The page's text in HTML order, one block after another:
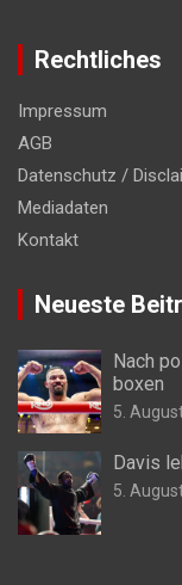
Rechtliches
Impressum
AGB
Datenschutz /
Mediadaten
Kontakt
Neueste
Nach
boxen
5.
Davis
5.